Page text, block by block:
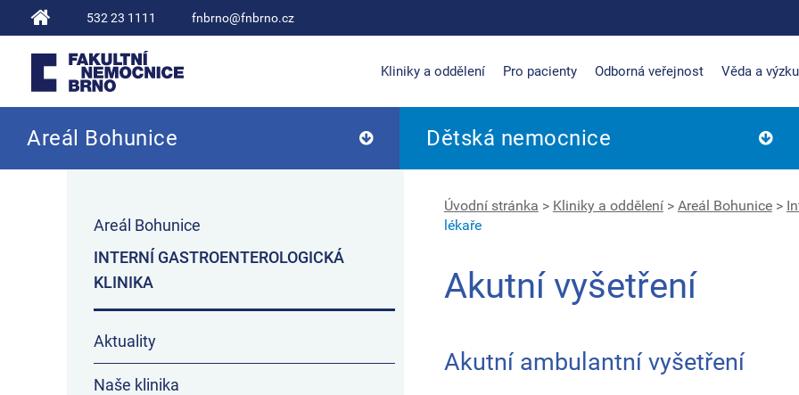
532 23 1111 fnbrno@fnbrno.cz
Fakultní nemocnice Brno
Kliniky a oddělení Pro pacienty Odborná veřejnost Věda a
Areál Bohunice Dětská nemocnice
Úvodní stránka > Kliniky a oddělení> Areál Bohunice>
lékaře
Akutní vyšetření
Akutní ambulantní vyšetření
Areál Bohunice
INTERNÍ GASTROENTEROLOGICKÁ
KLINIKA
Aktuality
Naše klinika